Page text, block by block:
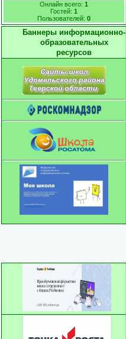
Онлайн всего: 1
Гостей: 1
Пользователей: 0
Баннеры информационно-
образовательных
ресурсов